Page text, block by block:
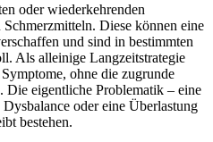
oder wiederkehrenden
Diese können eine
und sind in bestimmten
Als alleinige Langzeitstrategie
ohne die zugrunde
Die eigentliche Problematik – eine
oder eine Überlastung
bestehen.